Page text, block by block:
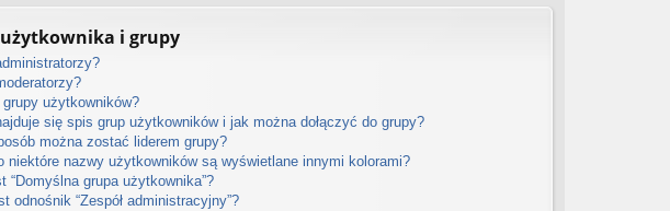
i grupy
użytkowników?
się spis grup użytkowników i jak można dołączyć do grupy?
można zostać liderem grupy?
niektóre nazwy użytkowników są wyświetlane innymi kolorami?
“Domyślna grupa użytkownika”?
odnośnik “Zespół administracyjny”?